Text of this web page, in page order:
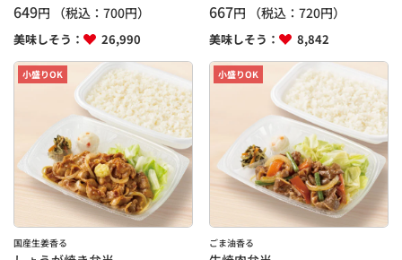
649円 （税込： 700円）
美味しそう： 26,990
667円 （税込：720円）
美味しそう： 8,842
小盛りOK
国産生姜香る
小盛りOK
ごま油香る